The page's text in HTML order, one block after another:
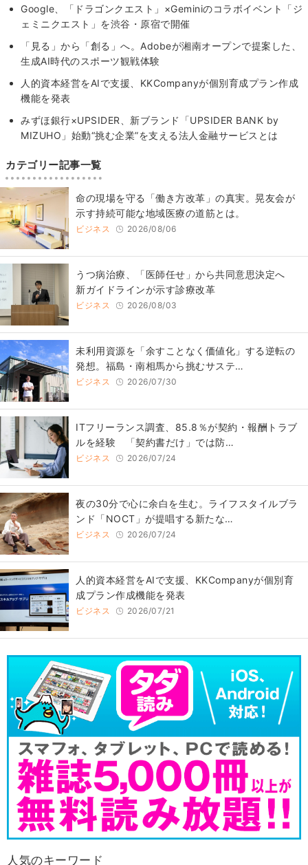
Google、「ドラゴンクエスト」×Geminiのコラボイベント「ジ
ェミニクエスト」を渋谷・原宿で開催
「見る」から「創る」へ。Adobeが湘南オープンで提案した、
生成AI時代のスポーツ観戦体験
人的資本経営をAIで支援、KKCompanyが個別育成プラン作成
機能を発表
みずほ銀行×UPSIDER、新ブランド「UPSIDER BANK by
MIZUHO」始動“挑む企業”を支える法人金融サービスとは
カテゴリー記事一覧
​命の現場を守る「働き方改革」の真実。晃友会が
示す持続可能な地域医療の道筋とは。
ビジネス 2026/08/06
うつ病治療、「医師任せ」から共同意思決定へ
新ガイドラインが示す診療改革
ビジネス 2026/08/03
​​未利用資源を「余すことなく価値化」する逆転の
発想。福島・南相馬から挑むサステ…
ビジネス 2026/07/30
ITフリーランス調査、85.8％が契約・報酬トラブ
ルを経験 「契約書だけ」では防…
ビジネス 2026/07/24
​夜の30分で心に余白を生む。ライフスタイルブラ
ンド「NOCT」が提唱する新たな…
ビジネス 2026/07/24
人的資本経営をAIで支援、KKCompanyが個別育
成プラン作成機能を発表
ビジネス 2026/07/21
人気のキーワード